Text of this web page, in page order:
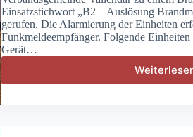
Einsatzstichwort „B2 – Auslösung
gerufen. Die Alarmierung der Einheiten
Funkmeldeempfänger. Folgende
Gerät…
B2
–